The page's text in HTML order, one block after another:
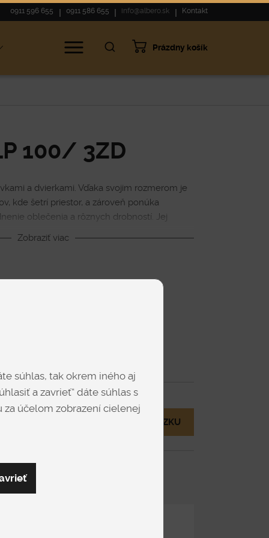
0911 596 655 0911 586 655 info@albero.sk Kontakt
Prázdny košík
100/ 3ZD
a dvierkami. Vďaka svojim rozmerom je
kde šetrí priestor, a zároveň ponúka
oblečenia a rôznych drobností. Jej
Zobraziť viac
Zobraziť viac
MÁM OTÁZKU
súhlas, tak okrem iného aj
a zavrieť“ dáte súhlas s
účelom zobrazení cielenej